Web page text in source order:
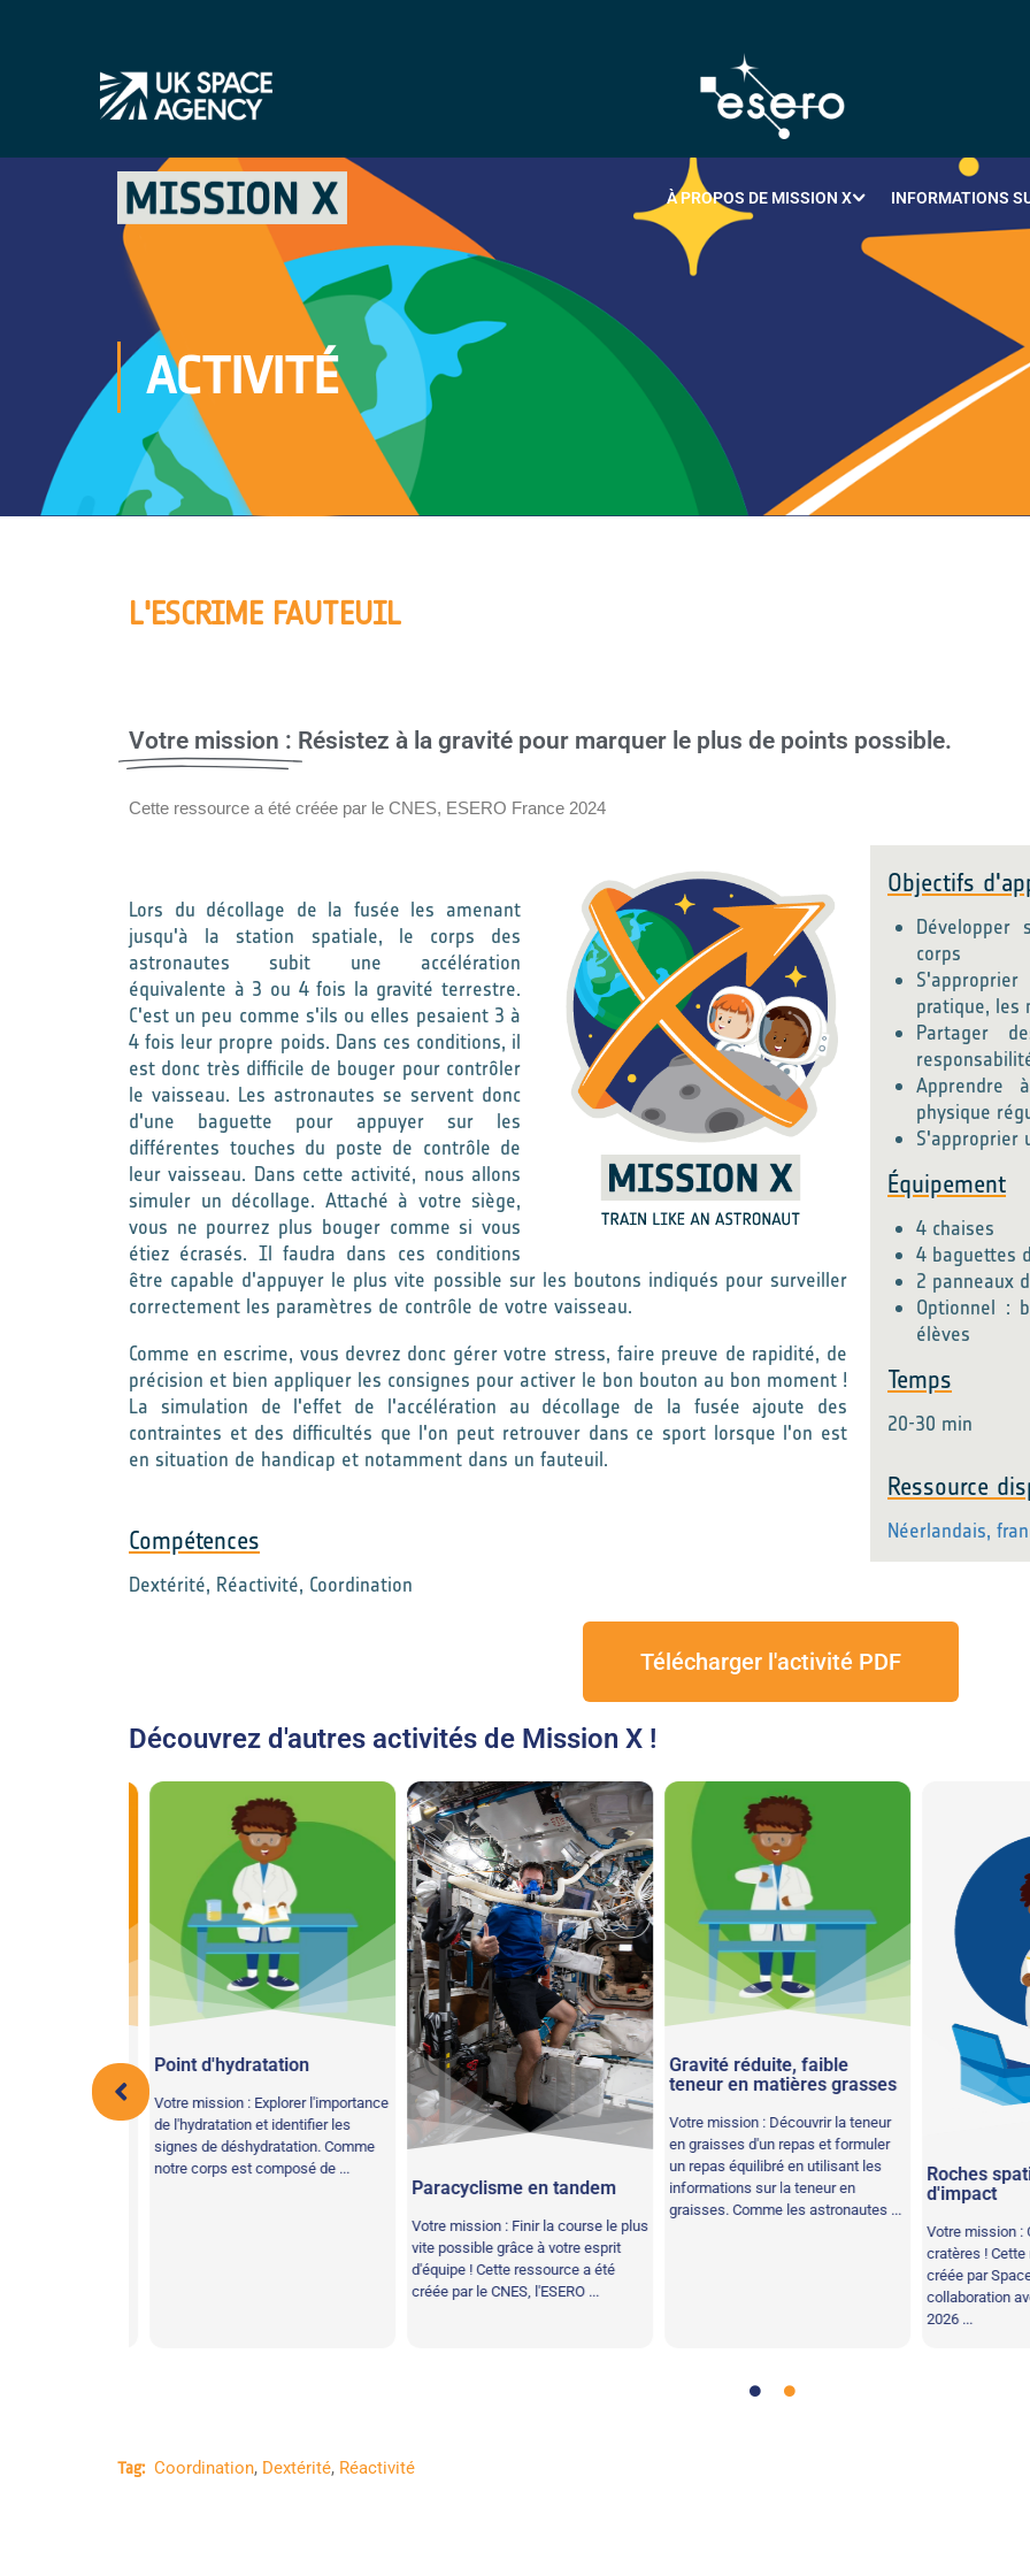
À PROPOS DE MISSION X INFORMATIONS
ACTIVITÉ
L'ESCRIME FAUTEUIL
Votre mission : Résistez à la gravité pour marquer le plus de points possible.
Cette ressource a été créée par le CNES, ESERO France 2024
Lors du décollage de la fusée les amenant
jusqu'à la station spatiale, le corps des
astronautes subit une accélération
équivalente à 3 ou 4 fois la gravité terrestre.
C'est un peu comme s'ils ou elles pesaient 3 à
4 fois leur propre poids. Dans ces conditions, il
est donc très difficile de bouger pour contrôler
le vaisseau. Les astronautes se servent donc
d'une baguette pour appuyer sur les
différentes touches du poste de contrôle de
leur vaisseau. Dans cette activité, nous allons
simuler un décollage. Attaché à votre siège,
vous ne pourrez plus bouger comme si vous
étiez écrasés. Il faudra dans ces conditions
être capable d'appuyer le plus vite possible sur les boutons indiqués pour surveiller
correctement les paramètres de contrôle de votre vaisseau.
Comme en escrime, vous devrez donc gérer votre stress, faire preuve de rapidité, de
précision et bien appliquer les consignes pour activer le bon bouton au bon moment !
La simulation de l'effet de l'accélération au décollage de la fusée ajoute des
contraintes et des difficultés que l'on peut retrouver dans ce sport lorsque l'on est
en situation de handicap et notamment dans un fauteuil.
Compétences
Dextérité, Réactivité, Coordination
Objectifs
corps
pratique, les
Partager
Apprendre
physique
S'approprier
Équipement
4 chaises
4 baguettes
2 panneaux
Optionnel :
élèves
Temps
20-30 min
Ressource
Néerlandais,
Télécharger l'activité PDF
Découvrez d'autres activités de Mission X !
Point d'hydratation
Votre mission : Explorer l'importance
de l'hydratation et identifier les
signes de déshydratation. Comme
notre corps est composé de ...
Paracyclisme en tandem
Votre mission : Finir la course le plus
vite possible grâce à votre esprit
d'équipe ! Cette ressource a été
créée par le CNES, l'ESERO ...
Gravité réduite, faible
teneur en matières grasses
Votre mission : Découvrir la teneur
en graisses d'un repas et formuler
un repas équilibré en utilisant les
informations sur la teneur en
graisses. Comme les astronautes ...
Roches
d'impact
Votre mission :
cratères ! Cette
créée par Space
collaboration
2026 ...
Tag: Coordination, Dextérité, Réactivité